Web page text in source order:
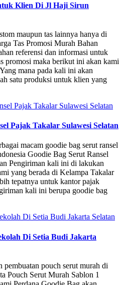
Klien Di Jl Haji Sirun
maupun tas lainnya hanya di
Tas Promosi Murah Bahan
referensi dan informasi untuk
promosi maka berikut ini akan kami
mana pada kali ini akan
satu produksi untuk klien yang
Pajak Takalar Sulawesi Selatan
macam goodie bag serut ransel
Goodie Bag Serut Ransel
Pengiriman kali ini di lakukan
yang berada di Kelampa Takalar
tepatnya untuk kantor pajak
kali ini berupa goodie bag
Di Setia Budi Jakarta
pembuatan pouch serut murah di
Pouch Serut Murah Sablon 1